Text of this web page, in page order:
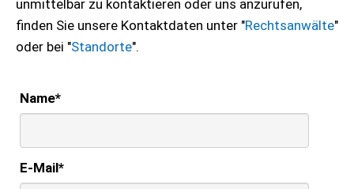
unmittelbar zu kontaktieren oder uns anzurufen,
finden Sie unsere Kontaktdaten unter "Rechtsanwälte"
oder bei "Standorte".
Name*
E-Mail*